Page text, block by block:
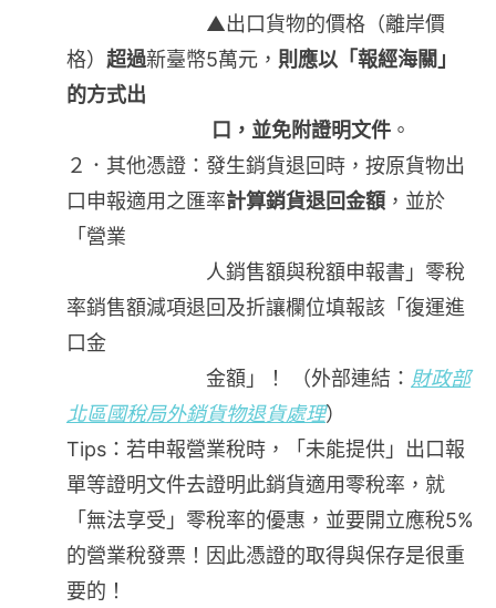
▲出口貨物的價格（離岸價
格） 超過新臺幣5萬元， 則應以「報經海關」
的方式出
口，並免附證明文件 。
２．其他憑證：發生銷貨退回時，按原貨物出
口申報適用之匯率計算銷貨退回金額 ，並於
「營業
人銷售額與稅額申報書」零稅
率銷售額減項退回及折讓欄位填報該「復運進
口金
金額」！ （外部連結： 財政部
北區國稅局外銷貨物退貨處理）
Tips：若申報營業稅時，「未能提供」出口報
單等證明文件去證明此銷貨適用零稅率，就
「無法享受」零稅率的優惠，並要開立應稅5%
的營業稅發票！因此憑證的取得與保存是很重
要的！